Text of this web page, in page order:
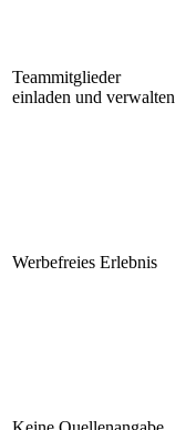
Teammitglieder
einladen und verwalten
Werbefreies Erlebnis